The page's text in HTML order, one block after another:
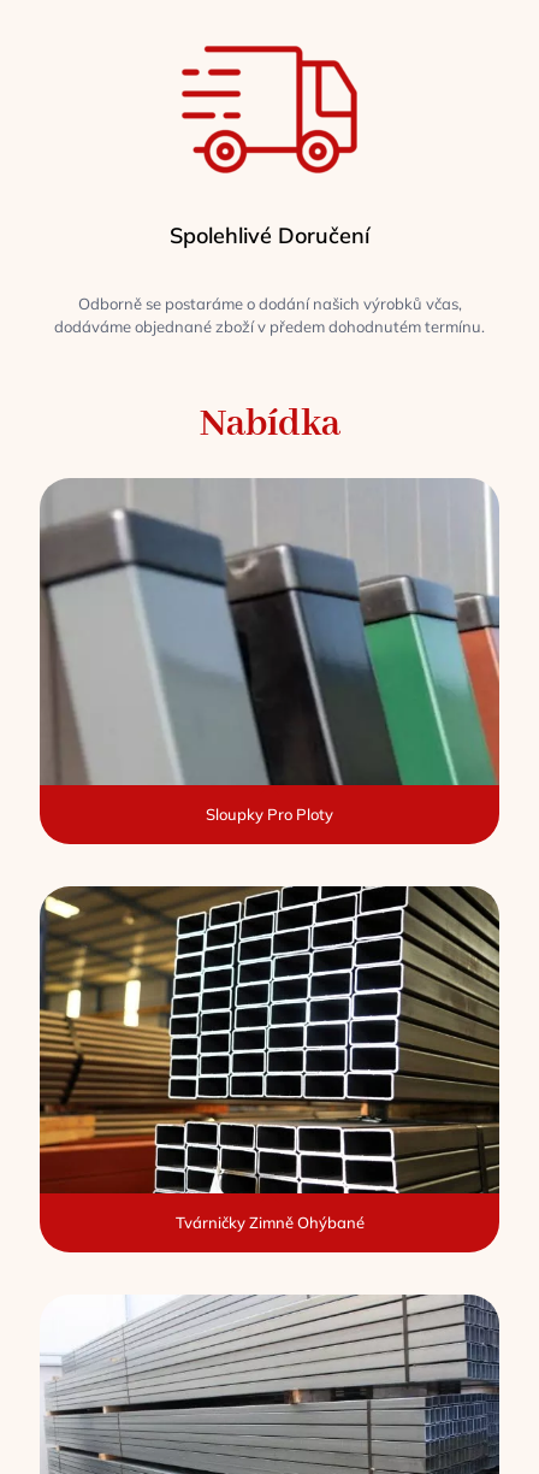
Spolehlivé Doručení
Odborně se postaráme o dodání našich výrobků včas,
dodáváme objednané zboží v předem dohodnutém termínu.
Nabídka
Sloupky Pro Ploty
Tvárničky Zimně Ohýbané